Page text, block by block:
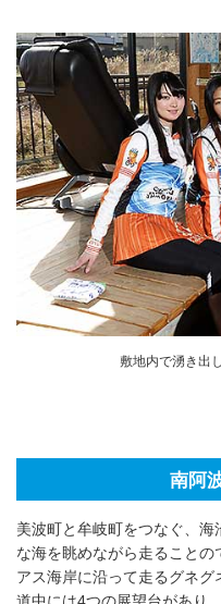
敷地内で湧き出
南阿
美波町と牟岐町をつなぐ、
な海を眺めながら走ることの
アス海岸に沿って走るグネグ